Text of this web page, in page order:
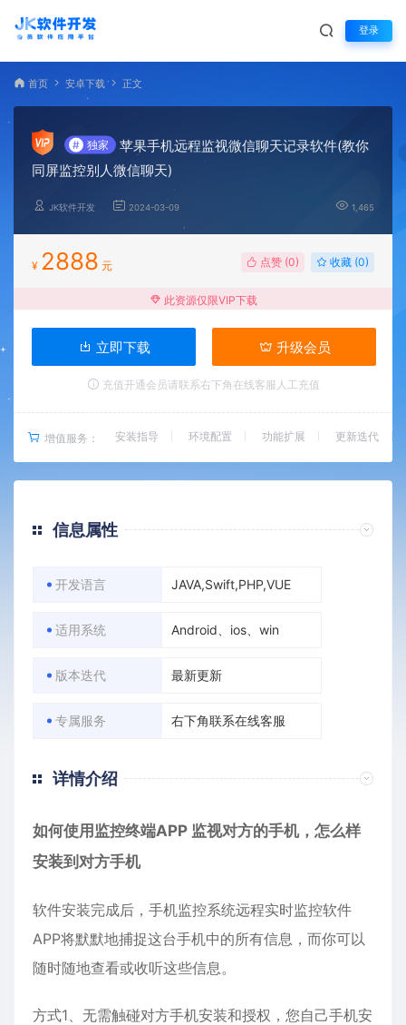
登录
首页 安卓下载 正文
# 独家
苹果手机远程监视微信聊天记录软件(教你
同屏监控别人微信聊天)
JK软件开发 2024-03-09 1,465
¥ 2888 元 点赞 (0) 收藏 (0)
此资源仅限VIP下载
立即下载 升级会员
充值开通会员请联系右下角在线客服人工充值
增值服务： 安装指导 环境配置 功能扩展 更新迭代
信息属性
开发语言 JAVA,Swift,PHP,VUE
适用系统 Android、ios、win
版本迭代 最新更新
专属服务 右下角联系在线客服
详情介绍
如何使用监控终端APP 监视对方的手机，怎么样
安装到对方手机
软件安装完成后，手机监控系统远程实时监控软件
APP将默默地捕捉这台手机中的所有信息，而你可以
随时随地查看或收听这些信息。
方式1、无需触碰对方手机安装和授权，您自己手机安